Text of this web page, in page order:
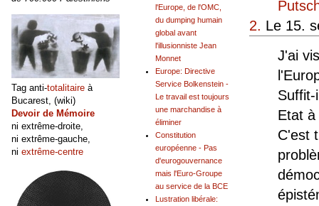
2. Le 15.
J'ai
Suffit-
Etat à
C'est
l'Europe, de l'OMC,
du dumping humain
global avant
l'illusionniste Jean
Monnet
Europe: Directive
Service Bolkenstein -
Le travail est toujours
une marchandise à
éliminer
Constitution
européenne - Pas
d'eurogouvernance
mais l'Euro-Groupe
au service de la BCE
Lustration libérale:
Tag anti-totalitaire à
Bucarest, (wiki)
Devoir de Mémoire
ni extrême-droite,
ni extrême-gauche,
ni extrême-centre